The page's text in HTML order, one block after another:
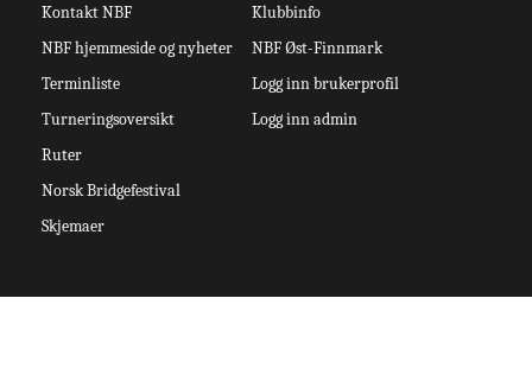
Kontakt NBF
NBF hjemmeside og nyheter
Terminliste
Turneringsoversikt
Ruter
Norsk Bridgefestival
Skjemaer
Klubbinfo
NBF Øst-Finnmark
Logg inn brukerprofil
Logg inn admin